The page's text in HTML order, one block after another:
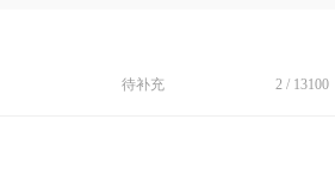
待补充 2 / 13100